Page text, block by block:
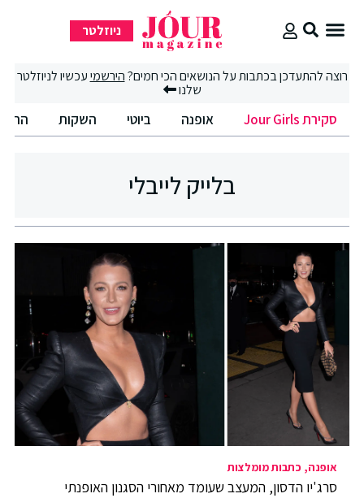
ניוזלטר
רוצה להתעדכן בכתבות על הנושאים הכי חמים?הירשמיעכשיו לניוזלטר
שלנו
סקירת Jour Girls אופנה ביוטי השקות
בלייק לייבלי
אופנה כתבות מומלצות
סרג'יו הדסון, המעצב שעומד מאחורי הסגנון האופנתי